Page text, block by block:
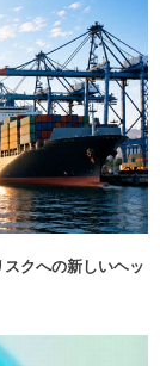
クへの新しいヘッ